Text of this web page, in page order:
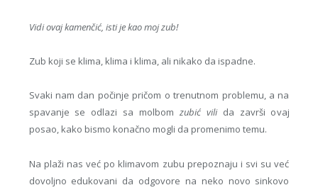
Vidi ovaj kamenčić, isti je kao moj zub!
Zub koji se klima, klima i klima, ali nikako da ispadne.
Svaki nam dan počinje pričom o trenutnom problemu, a na
spavanje se odlazi sa molbom zubić vilida završi ovaj
posao, kako bismo konačno mogli da promenimo temu.
Na plaži nas već po klimavom zubu prepoznaju i svi su već
dovoljno edukovani da odgovore na neko novo sinkovo